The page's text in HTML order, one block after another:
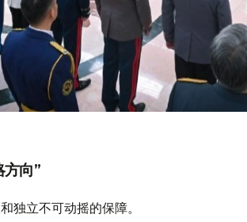
方向”
独立不可动摇的保障。